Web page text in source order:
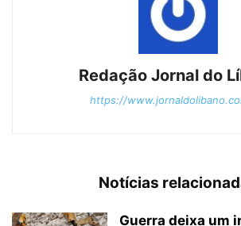
Redação Jornal do
https://
Notícias
Guerra deixa um